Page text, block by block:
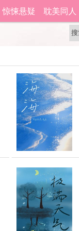
惊悚悬疑 耽美同人